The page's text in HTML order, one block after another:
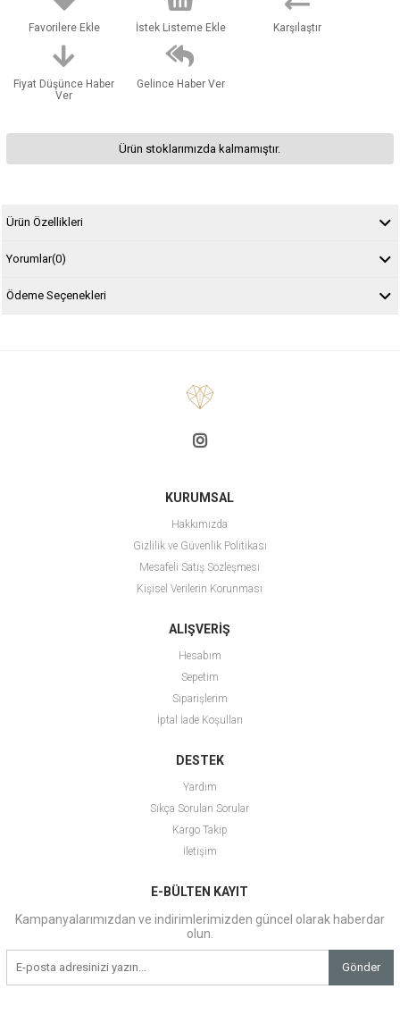
Favorilere Ekle İstek Listeme Ekle Karşılaştır
Fiyat Düşünce Haber
Ver
Gelince Haber Ver
Ürün stoklarımızda kalmamıştır.
Ürün Özellikleri
Yorumlar(0)
Ödeme Seçenekleri
KURUMSAL
Hakkımızda
Gizlilik ve Güvenlik Politikası
Mesafeli Satış Sözleşmesi
Kişisel Verilerin Korunması
ALIŞVERİŞ
Hesabım
Sepetim
Siparişlerim
İptal İade Koşulları
DESTEK
Yardım
Sıkça Sorulan Sorular
Kargo Takip
İletişim
E-BÜLTEN KAYIT
Kampanyalarımızdan ve indirimlerimizden güncel olarak haberdar
olun.
Gönder